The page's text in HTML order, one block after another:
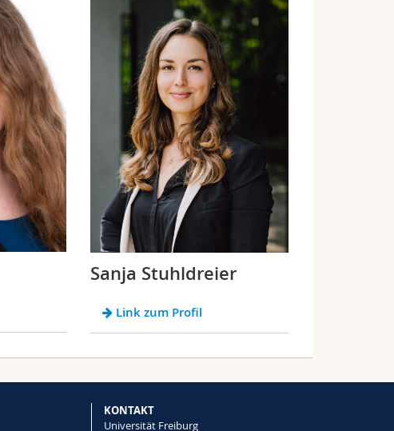
Sanja Stuhldreier
Link zum Profil
KONTAKT
Universität Freiburg